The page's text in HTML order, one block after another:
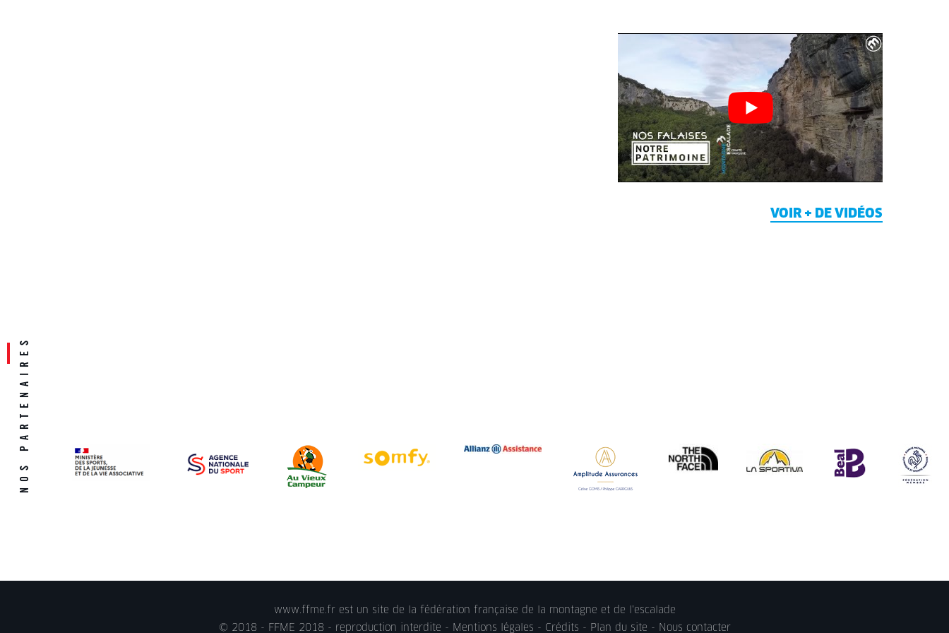
VOIR + DE VIDÉOS
www.ffme.fr est un site de la fédération française de la montagne et de l'escalade
© 2018 - FFME 2018 - reproduction interdite - Mentions légales - Crédits - Plan du site - Nous contacter